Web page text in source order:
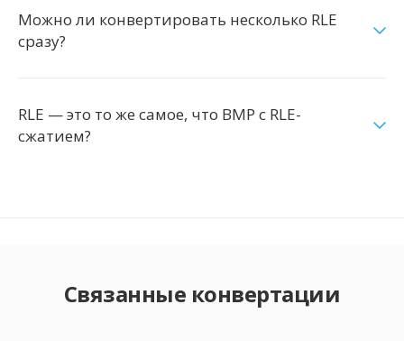
Можно ли конвертировать несколько RLE
сразу?
RLE — это то же самое, что BMP с RLE-
сжатием?
Связанные конвертации